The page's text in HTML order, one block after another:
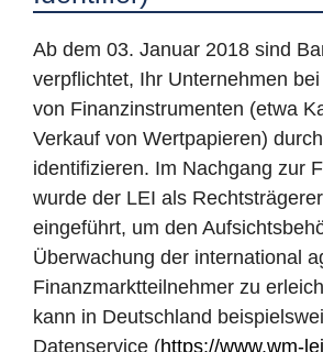
Ab dem 03. Januar 2018 sind
verpflichtet, Ihr Unternehmen
von Finanzinstrumenten (etwa
Verkauf von Wertpapieren)
identifizieren. Im Nachgang zur
wurde der LEI als
eingeführt, um den
Überwachung der international
Finanzmarktteilnehmer zu
kann in Deutschland
Datenservice (https://www.wm-